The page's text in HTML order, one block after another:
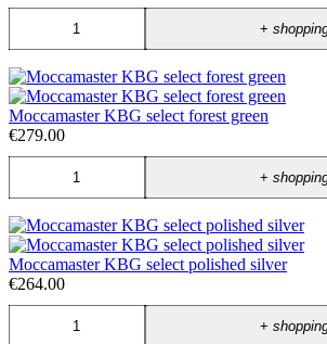
+
Moccamaster KBG select forest green
€279.00
+
Moccamaster KBG select polished silver
€264.00
+